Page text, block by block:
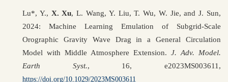
Lu*, Y., X. Xu, L. Wang, Y. Liu, T. Wu, W. Jie, and J. Sun,
2024: Machine Learning Emulation of Subgrid-Scale
Orographic Gravity Wave Drag in a General Circulation
Model with Middle Atmosphere Extension. J. Adv. Model.
Earth Syst., 16, e2023MS003611,
https://doi.org/10.1029/2023MS003611